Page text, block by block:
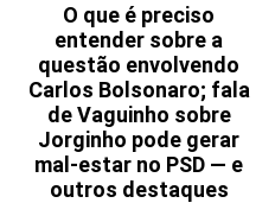
O que é preciso
entender sobre a
questão envolvendo
Carlos Bolsonaro; fala
de Vaguinho sobre
Jorginho pode gerar
mal-estar no PSD — e
outros destaques